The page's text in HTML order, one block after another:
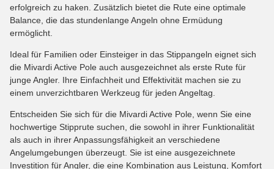
erfolgreich zu haken. Zusätzlich bietet die Rute eine optimale
Balance, die das stundenlange Angeln ohne Ermüdung
ermöglicht.
Ideal für Familien oder Einsteiger in das Stippangeln eignet sich
die Mivardi Active Pole auch ausgezeichnet als erste Rute für
junge Angler. Ihre Einfachheit und Effektivität machen sie zu
einem unverzichtbaren Werkzeug für jeden Angeltag.
Entscheiden Sie sich für die Mivardi Active Pole, wenn Sie eine
hochwertige Stipprute suchen, die sowohl in ihrer Funktionalität
als auch in ihrer Anpassungsfähigkeit an verschiedene
Angelumgebungen überzeugt. Sie ist eine ausgezeichnete
Investition für Angler, die eine Kombination aus Leistung, Komfort